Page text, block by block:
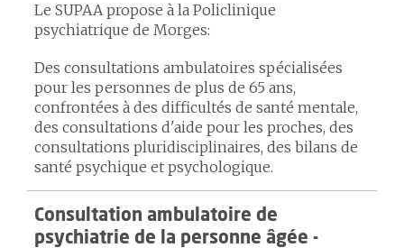
Le SUPAA propose à la Policlinique
psychiatrique de Morges:
Des consultations ambulatoires spécialisées
pour les personnes de plus de 65 ans,
confrontées à des difficultés de santé mentale,
des consultations d'aide pour les proches, des
consultations pluridisciplinaires, des bilans de
santé psychique et psychologique.
Consultation ambulatoire de
psychiatrie de la personne âgée -